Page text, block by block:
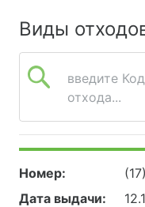
Виды
введите
отхода...
Номер:
Дата выдачи: